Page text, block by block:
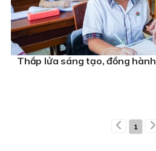
Thắp lửa sáng tạo, đồng
1